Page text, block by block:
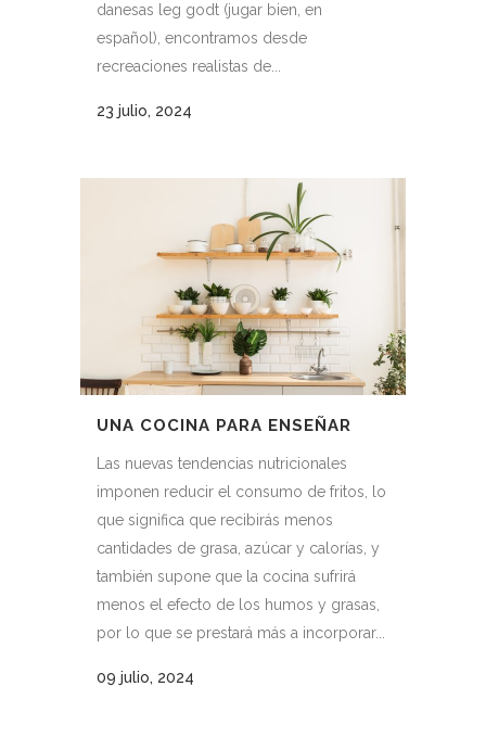
danesas leg godt (jugar bien, en
español), encontramos desde
recreaciones realistas de...
23 julio, 2024
UNA COCINA PARA ENSEÑAR
Las nuevas tendencias nutricionales
imponen reducir el consumo de fritos, lo
que significa que recibirás menos
cantidades de grasa, azúcar y calorías, y
también supone que la cocina sufrirá
menos el efecto de los humos y grasas,
por lo que se prestará más a incorporar...
09 julio, 2024